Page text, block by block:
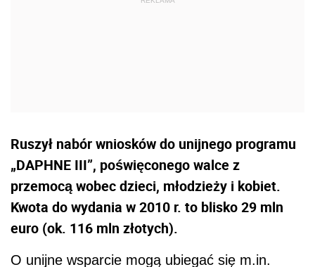
Ruszył nabór wniosków do unijnego programu
„DAPHNE III”, poświęconego walce z
przemocą wobec dzieci, młodzieży i kobiet.
Kwota do wydania w 2010 r. to blisko 29 mln
euro (ok. 116 mln złotych).
O unijne wsparcie mogą ubiegać się m.in.